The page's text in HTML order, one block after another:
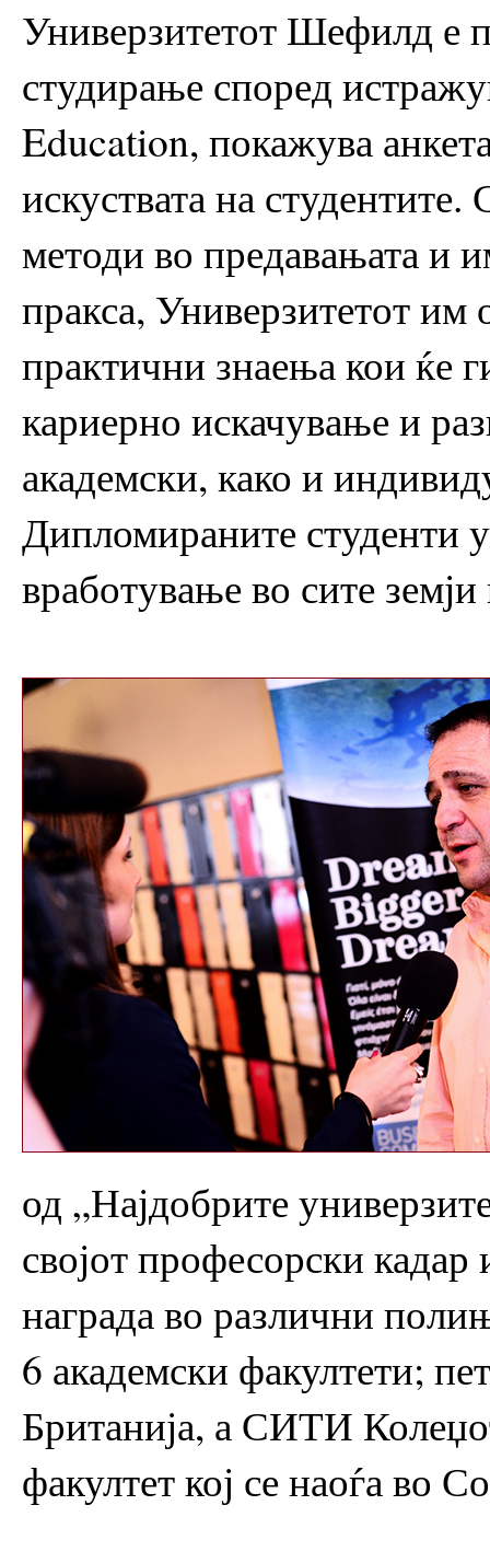
Универзитетот Шефилд е
студирање според
Education, покажува
искуствата на
методи во предавањата и
пракса, Универзитетот им
практични знаења кои ќе
кариерно искачување и
академски, како и
Дипломираните студенти
вработување во сите
од „Најдобрите
својот професорски
награда во различни
6 академски факултети;
Британија, а СИТИ
факултет кој се наоѓа во